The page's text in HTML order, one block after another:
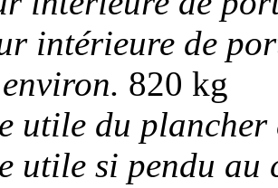
intérieure de
820 kg
utile du plancher
utile si pendu au